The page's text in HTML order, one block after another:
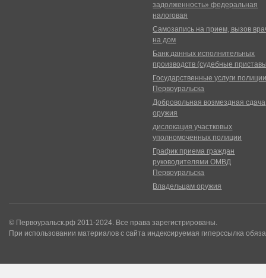
задолженность» федеральная
налоговая
Самозапись на прием, вызов
на дом
Банк данных исполнительных
производств (судебные
Государственные услуги
Первоуральска
Добровольная возмездная сдача
оружия
дислокация участковых
уполномоченных полиции
График приема граждан
руководителями ОМВД
Первоуральска
Владельцам оружия
© Первоуральск.рф 2011-2024. Все права зарегистрированы.
При использовании материалов с сайта индексируемая гиперссылка